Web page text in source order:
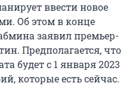
ввести новое
Об этом в конце
заявил премьер-
Предполагается, что
будет с 1 января 2023
которые есть сейчас.